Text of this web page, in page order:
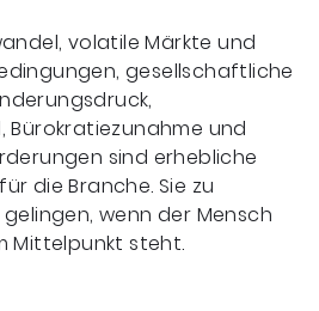
volatile Märkte und
gesellschaftliche
und
sind erhebliche
die Branche. Sie zu
wenn der Mensch
Mittelpunkt steht.